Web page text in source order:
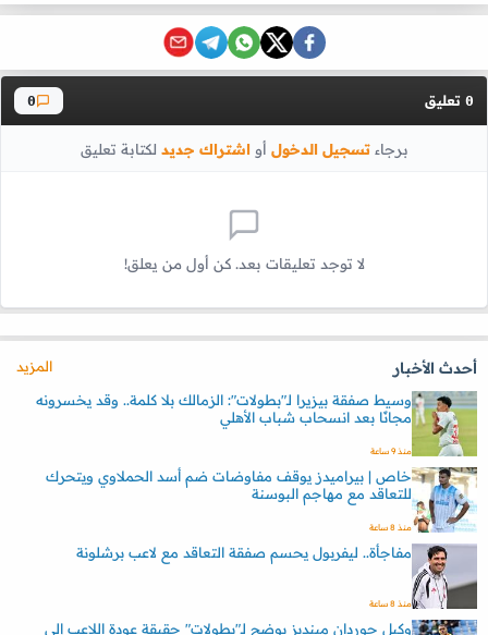
0 تعليق 0
برجاءتسجيل الدخول أواشتراك جديد لكتابة تعليق
لا توجد تعليقات بعد. كن أول من يعلق!
أحدث الأخبار
المزيد
وسيط صفقة بيزيرا لـ"بطولات": الزمالك بلا كلمة.. وقد يخسرونه
مجانًا بعد انسحاب شباب الأهلي
منذ 9 ساعة
خاص | بيراميدز يوقف مفاوضات ضم أسد الحملاوي ويتحرك
للتعاقد مع مهاجم البوسنة
منذ 8 ساعة
مفاجأة.. ليفربول يحسم صفقة التعاقد مع لاعب برشلونة
منذ 8 ساعة
وكيل جوردان مينديز يوضح لـ"بطولات" حقيقة عودة اللاعب إلى